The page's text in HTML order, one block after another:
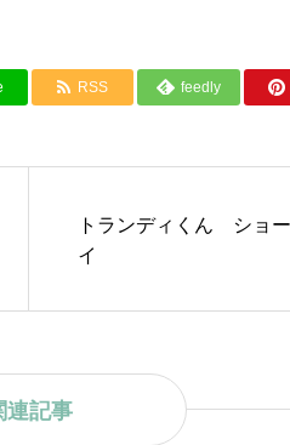
RSS feedly
トランディくん ショ
イ
連記事